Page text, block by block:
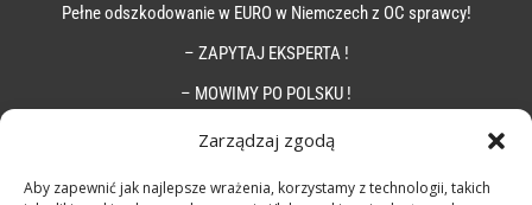
Zarządzaj zgodą
Aby zapewnić jak najlepsze wrażenia, korzystamy z technologii, takich
Pełne odszkodowanie w EURO w Niemczech z OC sprawcy!
– ZAPYTAJ EKSPERTA !
– MOWIMY PO POLSKU !